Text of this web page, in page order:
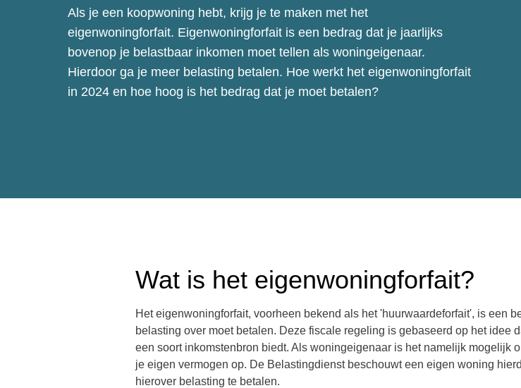
Als je een koopwoning hebt, krijg je te maken met het
eigenwoningforfait. Eigenwoningforfait is een bedrag dat je jaarlijks
bovenop je belastbaar inkomen moet tellen als woningeigenaar.
Hierdoor ga je meer belasting betalen. Hoe werkt het eigenwoningforfait
in 2024 en hoe hoog is het bedrag dat je moet betalen?
Wat is het eigenwoningforfait?
Het eigenwoningforfait, voorheen bekend als het 'huurwaardeforfait', is een
belasting over moet betalen. Deze fiscale regeling is gebaseerd op het idee
een soort inkomstenbron biedt. Als woningeigenaar is het namelijk mogelijk
je eigen vermogen op. De Belastingdienst beschouwt een eigen woning
hierover belasting te betalen.